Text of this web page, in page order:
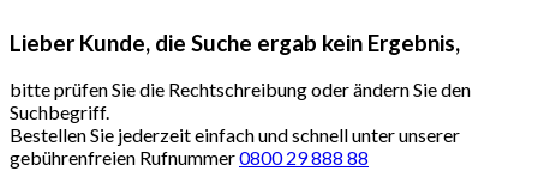
Lieber Kunde, die Suche ergab kein Ergebnis,
bitte prüfen Sie die Rechtschreibung oder ändern Sie den
Suchbegriff.
Bestellen Sie jederzeit einfach und schnell unter unserer
gebührenfreien Rufnummer0800 29 888 88